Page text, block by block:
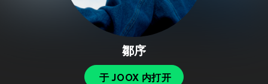
鄒序
于 JOOX 内打开